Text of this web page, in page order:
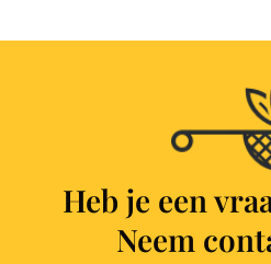
Heb je een
Neem